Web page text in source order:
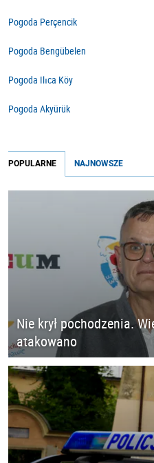
Pogoda Perçencik
Pogoda Bengübelen
Pogoda Ilıca Köy
Pogoda Akyürük
POPULARNE NAJNOWSZE
Nie krył pochodzenia.
atakowano